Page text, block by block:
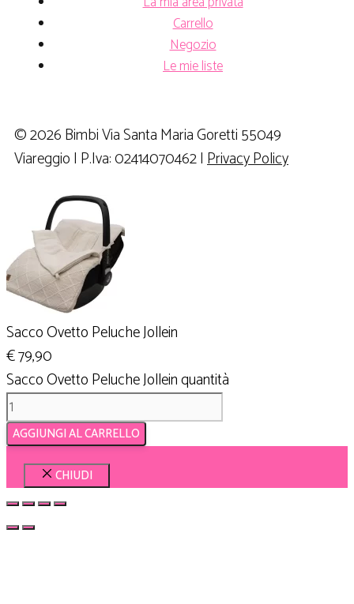
Carrello
Negozio
Le mie liste
© 2026 Bimbi Via Santa Maria Goretti 55049
Viareggio | P.Iva: 02414070462 |Privacy Policy
Sacco Ovetto Peluche Jollein
€79,90
Sacco Ovetto Peluche Jollein quantità
AGGIUNGI AL CARRELLO
CHIUDI